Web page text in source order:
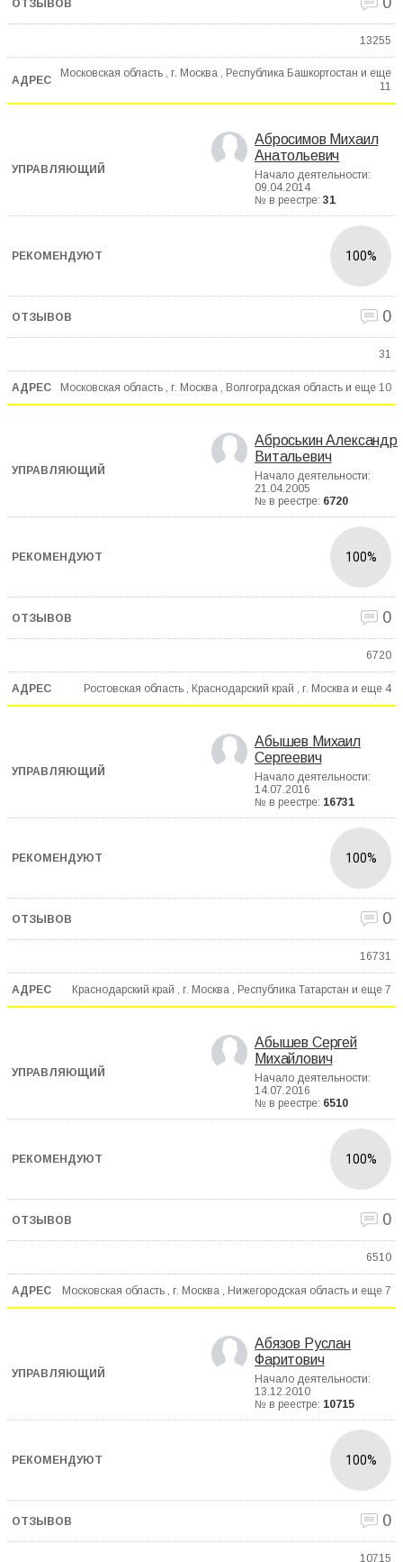
13255
Московская область , г. Москва , Республика Башкортостан и еще
11
Абросимов Михаил
Анатольевич
Начало деятельности:
09.04.2014
№ в реестре: 31
100%
0
31
Московская область , г. Москва , Волгоградская область и еще 10
Аброськин Александр
Витальевич
Начало деятельности:
21.04.2005
№ в реестре: 6720
100%
0
6720
Ростовская область , Краснодарский край , г. Москва и еще 4
Абышев Михаил
Сергеевич
Начало деятельности:
14.07.2016
№ в реестре: 16731
100%
0
16731
Краснодарский край , г. Москва , Республика Татарстан и еще 7
Абышев Сергей
Михайлович
Начало деятельности:
14.07.2016
№ в реестре: 6510
100%
0
6510
Московская область , г. Москва , Нижегородская область и еще 7
Абязов Руслан
Фаритович
Начало деятельности:
13.12.2010
№ в реестре: 10715
100%
0
10715